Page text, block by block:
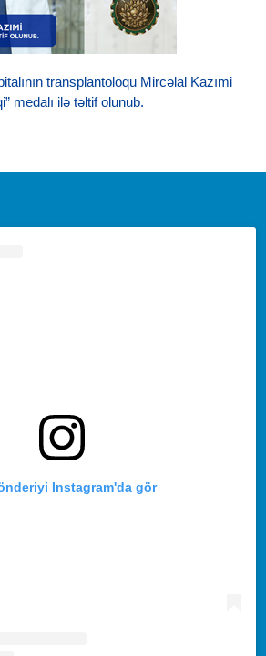
transplantoloqu Mircəlal Kazımi
medalı ilə təltif olunub.
Instagram'da gör